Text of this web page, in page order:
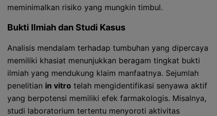
meminimalkan risiko yang mungkin timbul.
Bukti Ilmiah dan Studi Kasus
Analisis mendalam terhadap tumbuhan yang dipercaya
memiliki khasiat menunjukkan beragam tingkat bukti
ilmiah yang mendukung klaim manfaatnya. Sejumlah
penelitian in vitro telah mengidentifikasi senyawa aktif
yang berpotensi memiliki efek farmakologis. Misalnya,
studi laboratorium tertentu menyoroti aktivitas